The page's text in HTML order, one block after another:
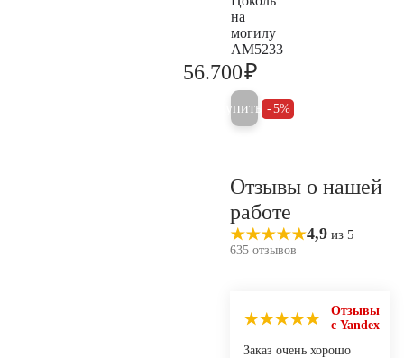
на
могилу
AM5233
56.700₽
Купить 5%
Отзывы о нашей
работе
4,9 из 5
635 отзывов
Отзывы
с Yandex
Заказ очень хорошо